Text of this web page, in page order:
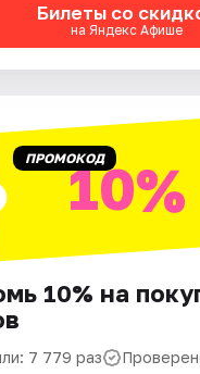
Билеты со
на Яндекс Афише
ПРОМОКОД10%
10% на
7 779 раз